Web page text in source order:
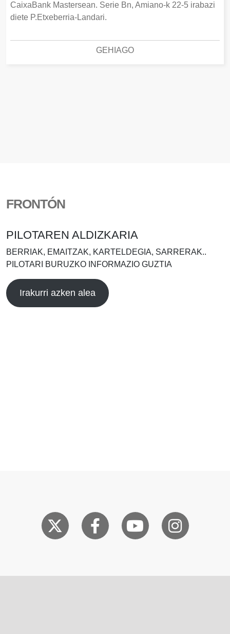
CaixaBank Mastersean. Serie Bn, Amiano-k 22-5 irabazi
diete P.Etxeberria-Landari.
GEHIAGO
FRONTÓN
PILOTAREN ALDIZKARIA
BERRIAK, EMAITZAK, KARTELDEGIA, SARRERAK..
PILOTARI BURUZKO INFORMAZIO GUZTIA
Irakurri azken alea